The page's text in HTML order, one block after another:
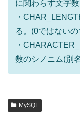
に関わらず文字数
・
る。(0ではない
・
数のシノニム(別
MySQL